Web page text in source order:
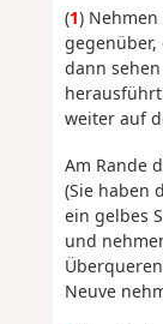
(1)
gegenüber,
dann
weiter auf
Am Rande
(Sie haben
ein gelbes
und
Neuve